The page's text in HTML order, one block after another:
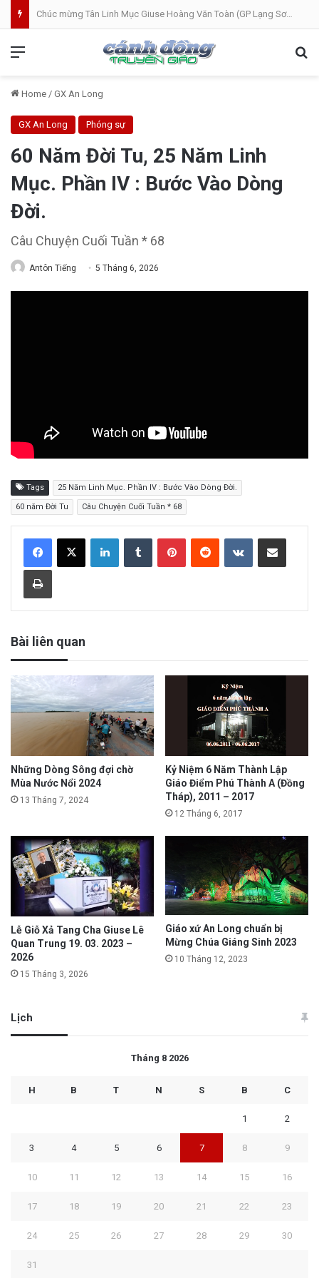
Bánh Mì Sáng | Thứ Tư 05.08 | Cung hiến thánh đường Đức Maria
Home / GX An Long
GX An Long Phóng sự
60 Năm Đời Tu, 25 Năm Linh
Mục. Phần IV : Bước Vào Dòng
Đời.
Câu Chuyện Cuối Tuần * 68
Antôn Tiếng 5 Tháng 6, 2026
Tags 25 Năm Linh Mục. Phần IV : Bước Vào Dòng Đời.
60 năm Đời Tu Câu Chuyện Cuối Tuần * 68
Bài liên quan
Những Dòng Sông đợi chờ
Mùa Nước Nổi 2024
13 Tháng 7, 2024
Kỷ Niệm 6 Năm Thành Lập
Giáo Điểm Phú Thành A (Đồng
Tháp), 2011 – 2017
12 Tháng 6, 2017
Lễ Giỗ Xả Tang Cha Giuse Lê
Quan Trung 19. 03. 2023 –
2026
15 Tháng 3, 2026
Giáo xứ An Long chuẩn bị
Mừng Chúa Giáng Sinh 2023
10 Tháng 12, 2023
Lịch
Tháng 8 2026
H B T N S B C
1 2
3 4 5 6 7 8 9
10 11 12 13 14 15 16
17 18 19 20 21 22 23
24 25 26 27 28 29 30
31